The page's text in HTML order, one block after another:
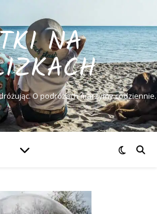
NA
O podróżach marzymy codziennie.